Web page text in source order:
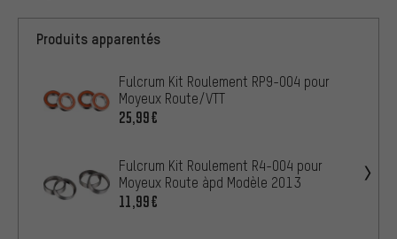
Produits apparentés
Fulcrum Kit Roulement RP9-004 pour
Moyeux Route/VTT
25,99€
Fulcrum Kit Roulement R4-004 pour
Moyeux Route àpd Modèle 2013
11,99€